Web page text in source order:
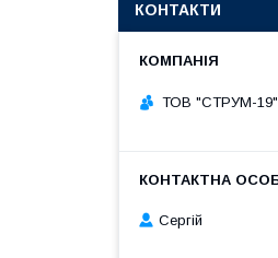
КОНТАКТИ
ТОВ "СТРУМ-19"
Сергій